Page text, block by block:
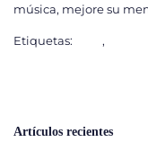
música, mejore su
Etiquetas: ,
Artículos recientes